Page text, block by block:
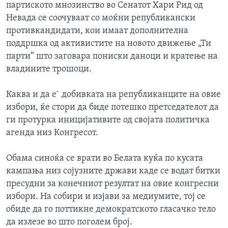
партиското мнозинство во Сенатот Хари Рид од
Невада се соочуваат со моќни републикански
противкандидати, кои имаат дополнителна
поддршка од активистите на новото движење „Ти
парти“ што заговара пониски даноци и кратење на
владините трошоци.
Каква и да е` добивката на републиканците на овие
избори, ќе стори да биде потешко претседателот да
ги протурка иницијативите од својата политичка
агенда низ Конгресот.
Обама синоќа се врати во Белата куќа по кусата
кампања низ сојузните држави каде се водат битки
пресудни за конечниот резултат на овие конгресни
избори. На собири и изјави за медиумите, тој се
обиде да го поттикне демократското гласачко тело
да излезе во што поголем број.